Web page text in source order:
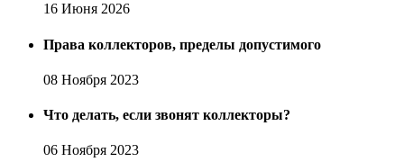
16 Июня 2026
Права коллекторов, пределы допустимого
08 Ноября 2023
Что делать, если звонят коллекторы?
06 Ноября 2023